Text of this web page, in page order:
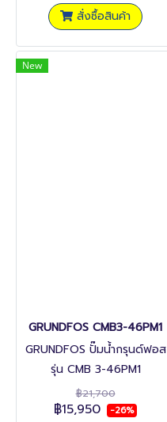
สั่งซื้อสินค้า
New
GRUNDFOS CMB3-46PM1
GRUNDFOS ปั๊มน้ำกรุนด์ฟอส
รุ่น CMB 3-46PM1
฿21,700
฿15,950 -26%